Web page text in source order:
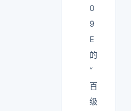
0
9
E
的
“
百
级